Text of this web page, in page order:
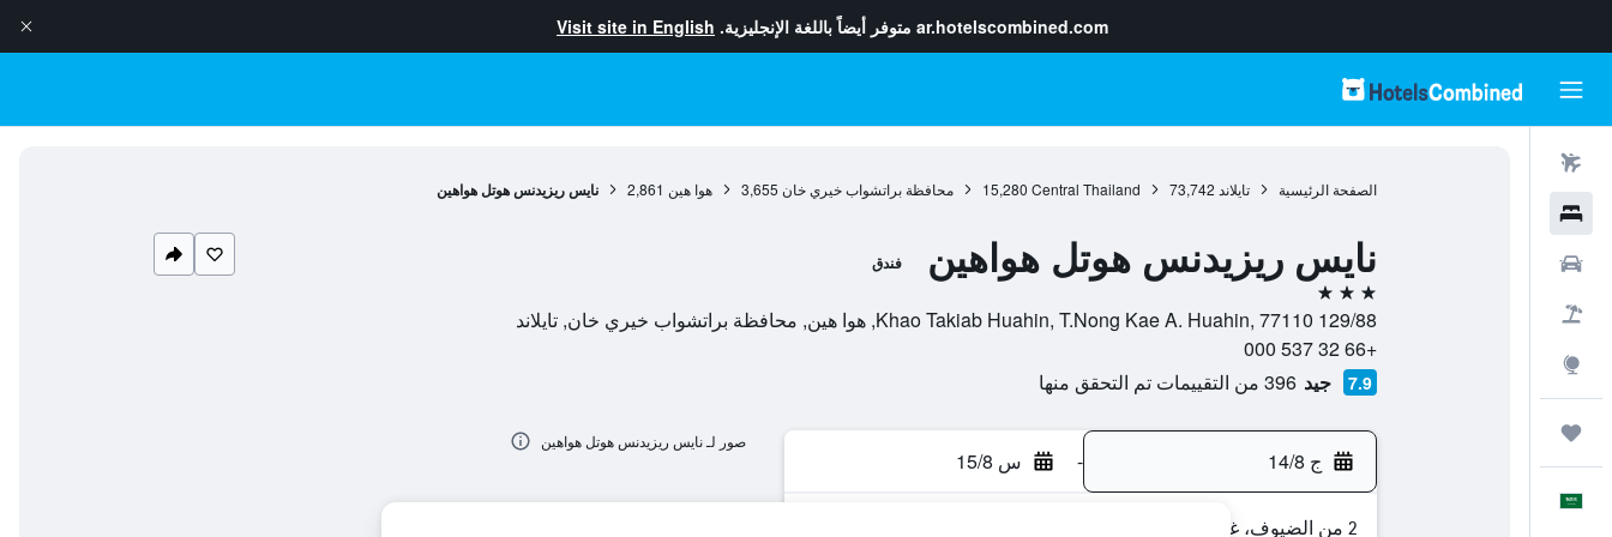
ar.hotelscombined.com متوفر أيضاً باللغة الإنجليزية. Visit site in English
الصفحة الرئيسية تايلاند 73,742
Central Thailand
15,280 محافظة براتشواب خيري خان 3,655 هوا هين 2,861 نايس ريزيدنس هوتل هواهين
نايس ريزيدنس هوتل هواهين فندق
3 نجوم
129/88 Khao Takiab Huahin, T.Nong Kae A. Huahin, 77110, هوا هين, محافظة براتشواب خيري خان, تايلاند
+66 32 537 000
7.9 جيد 396 من التقييمات تم التحقق منها
ج 14/8 - س 15/8
2 من الضيوف، غرفة واحدة
صور لـ نايس ريزيدنس هوتل هواهين